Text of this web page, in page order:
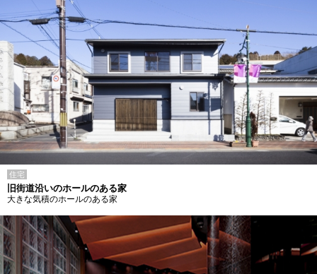
住宅
旧街道沿いのホールのある家
大きな気積のホールのある家